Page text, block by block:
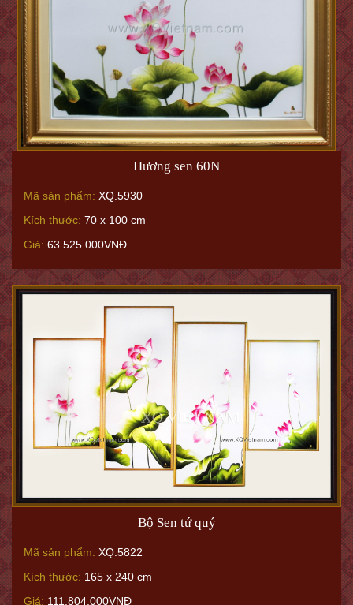
Hương sen 60N
Mã sản phẩm: XQ.5930
Kích thước: 70 x 100 cm
Giá: 63.525.000VNĐ
Bộ Sen tứ quý
Mã sản phẩm: XQ.5822
Kích thước: 165 x 240 cm
Giá: 111.804.000VNĐ